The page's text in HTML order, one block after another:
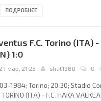
(coach: Viktor Nosov):
Pokidin 82), Mihail
ПОДРОБНЕЕ
F.C. Torino (ITA)
1:0
21-мар, 21:25 shat1980 0
1984; Torino; 20:30; Stadio
TORINO (ITA) - F.C. HAKA